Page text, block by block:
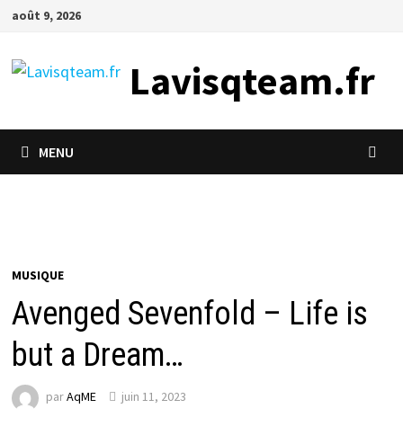
Passer
contenu
août 9, 2026
Lavisqteam.fr
MENU
MUSIQUE
Avenged Sevenfold – Life is
but a Dream…
parAqME juin 11, 2023